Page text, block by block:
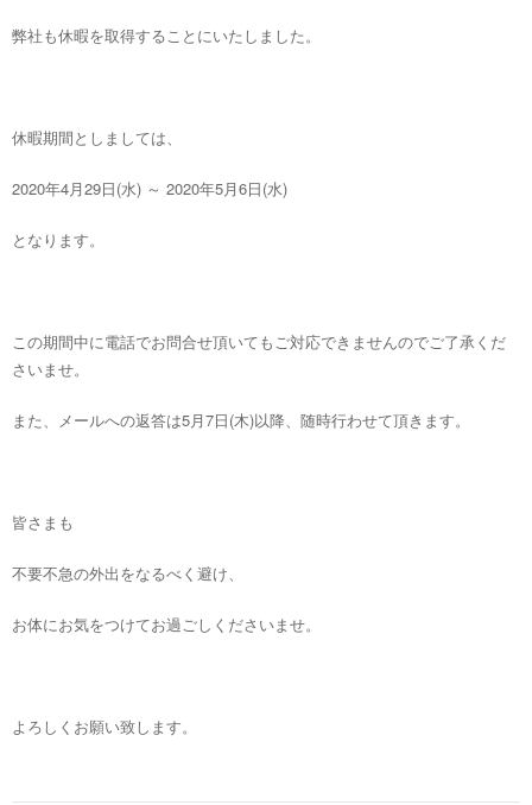
弊社も休暇を取得することにいたしました。
休暇期間としましては、
2020年4月29日(水) ～ 2020年5月6日(水)
となります。
この期間中に電話でお問合せ頂いてもご対応できませんのでご了承くだ
さいませ。
また、メールへの返答は5月7日(木)以降、随時行わせて頂きます。
皆さまも
不要不急の外出をなるべく避け、
お体にお気をつけてお過ごしくださいませ。
よろしくお願い致します。